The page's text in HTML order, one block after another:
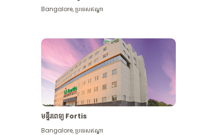
មើល​ច្រើន​ទៀត
Bangalore,ប្រទេសឥណ្ឌា
មន្ទីរពេទ្យ Fortis
Bangalore,ប្រទេសឥណ្ឌា